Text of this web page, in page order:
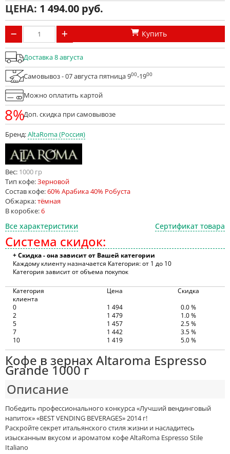
ЦЕНА: 1 494.00
Купить
Доставка 8 августа
Самовывоз - 07 августа пятница 900-1900
Можно оплатить картой
8%Доп. скидка при самовывозе
Бренд:AltaRoma (Россия)
Вес: 1000 гр
Тип кофе:Зерновой
Состав кофе:60% Арабика 40% Робуста
Обжарка:тёмная
В коробке:6
Все характеристики Сертификат товара
Система скидок:
+ Скидка - она зависит от Вашей категории
Каждому клиенту назначается Категория: от 1 до 10
Категория зависит от объема покупок
Категория
клиента
Цена
Скидка
0
1 494
0.0 %
2
1 479
1.0 %
5
1 457
2.5 %
7
1 442
3.5 %
10
1 419 5.0 %
Кофе в зернах Altaroma Espresso
Grande 1000 г
Описание
Победить профессионального конкурса «Лучший вендинговый
напиток» «BEST VENDING BEVERAGES» 2014 г!
Раскройте секрет итальянского стиля жизни и насладитесь
изысканным вкусом и ароматом кофе AltaRoma Espresso Stile
Italiano